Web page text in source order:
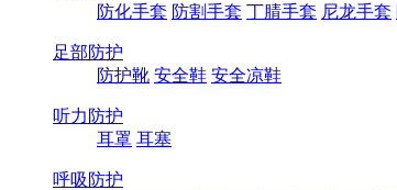
防化手套 防割手套 丁腈手套 尼龙手套
足部防护
防护靴 安全鞋 安全凉鞋
听力防护
耳罩 耳塞
呼吸防护